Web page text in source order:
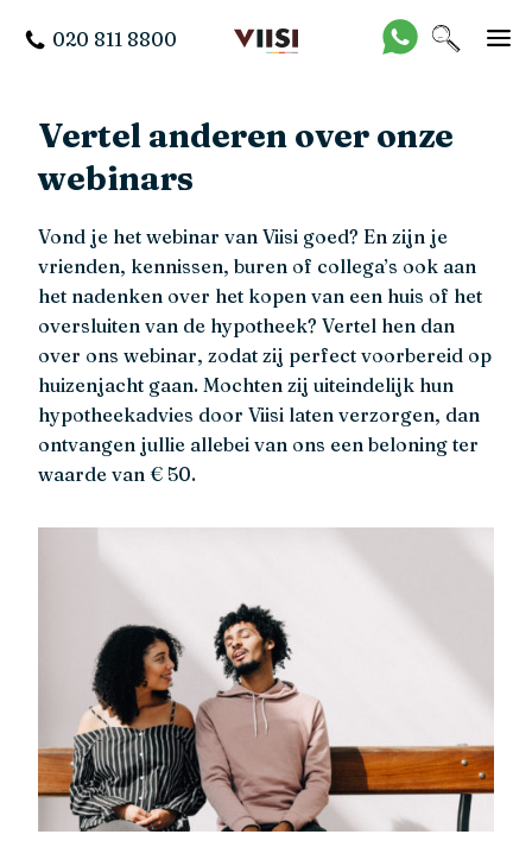
020 811 8800
Vertel anderen over onze
webinars
Vond je het webinar van Viisi goed? En zijn je
vrienden, kennissen, buren of collega’s ook aan
het nadenken over het kopen van een huis of het
oversluiten van de hypotheek? Vertel hen dan
over ons webinar, zodat zij perfect voorbereid op
huizenjacht gaan. Mochten zij uiteindelijk hun
hypotheekadvies door Viisi laten verzorgen, dan
ontvangen jullie allebei van ons een beloning ter
waarde van € 50.